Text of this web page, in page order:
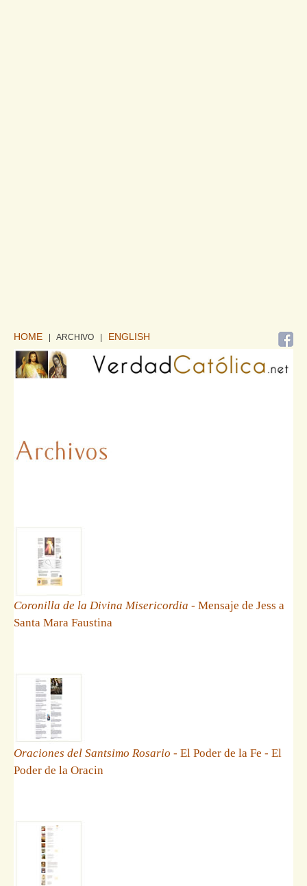
HOME | ARCHIVO ENGLISH
Coronilla de la Divina Misericordia - Mensaje de Jess a
Santa Mara Faustina
Oraciones del Santsimo Rosario - El Poder de la Fe - El
Poder de la Oracin